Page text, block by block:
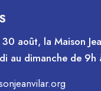
août, la Maison
au dimanche de 9h